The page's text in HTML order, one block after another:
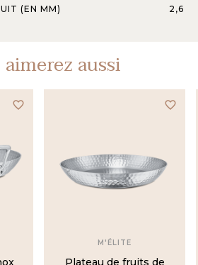
(EN MM) 2,6
aussi
favorite_border favorite_border
M'ÉLITE
Plateau de fruits de